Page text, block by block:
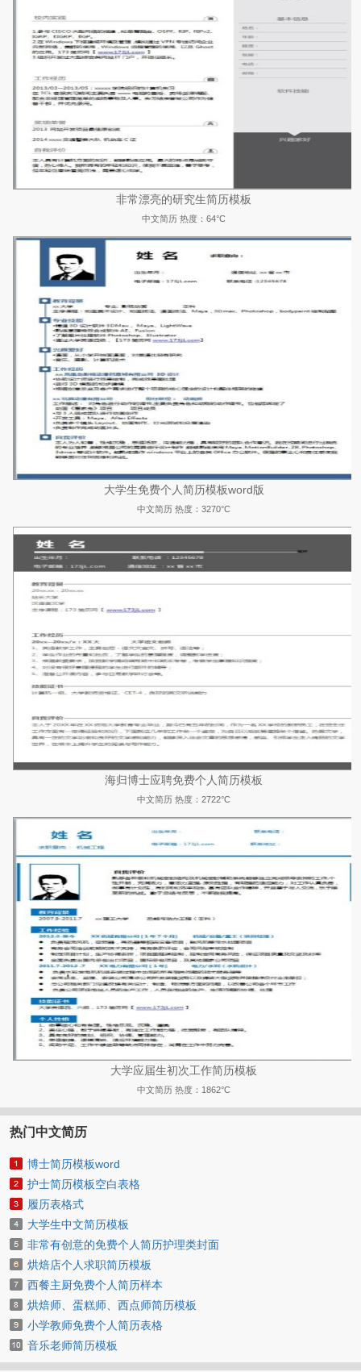
非常漂亮的研究生简历模板
中文简历 热度：64°C
大学生免费个人简历模板word版
中文简历 热度：3270°C
海归博士应聘免费个人简历模板
中文简历 热度：2722°C
大学应届生初次工作简历模板
中文简历 热度：1862°C
热门中文简历
博士简历模板word
护士简历模板空白表格
履历表格式
大学生中文简历模板
非常有创意的免费个人简历护理类封面
烘焙店个人求职简历模板
西餐主厨免费个人简历样本
烘焙师、蛋糕师、西点师简历模板
小学教师免费个人简历表格
音乐老师简历模板